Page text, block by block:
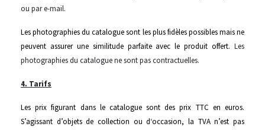
ou par e-mail.
Les photographies du catalogue sont les plus fidèles possibles mais ne
peuvent assurer une similitude parfaite avec le produit offert. Les
photographies du catalogue ne sont pas contractuelles.
4. Tarifs
Les prix figurant dans le catalogue sont des prix TTC en euros.
S’agissant d’objets de collection ou d‘occasion, la TVA n’est pas